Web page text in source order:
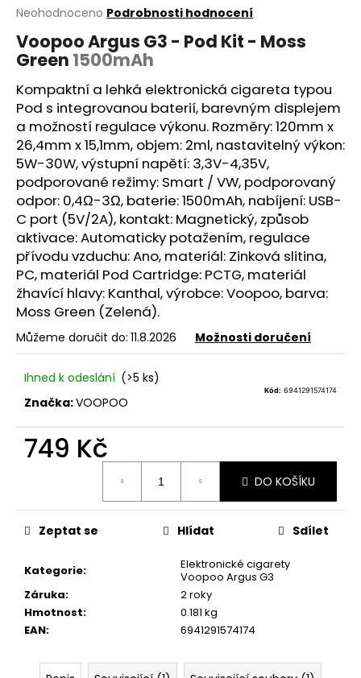
Průměrné
produktu
je
z
5
hvězdiček.
Neohodnoceno Podrobnosti hodnocení
Voopoo Argus G3 - Pod Kit - Moss
Green 1500mAh
Kompaktní a lehká elektronická cigareta typou
Pod s integrovanou baterií, barevným displejem
a možností regulace výkonu. Rozměry: 120mm x
26,4mm x 15,1mm, objem: 2ml, nastavitelný výkon:
5W-30W, výstupní napětí: 3,3V-4,35V,
podporované režimy: Smart / VW, podporovaný
odpor: 0,4Ω-3Ω, baterie: 1500mAh, nabíjení: USB-
C port (5V/2A), kontakt: Magnetický, způsob
aktivace: Automaticky potažením, regulace
přívodu vzduchu: Ano, materiál: Zinková slitina,
PC, materiál Pod Cartridge: PCTG, materiál
žhavící hlavy: Kanthal, výrobce: Voopoo, barva:
Moss Green (Zelená).
Můžeme doručit do: 11.8.2026 Možnosti doručení
Ihned k odeslání (>5 ks)
Kód: 6941291574174
Značka:VOOPOO
749 Kč
DO KOŠÍKU
Kategorie:
Elektronické cigarety
Voopoo Argus G3
Záruka:
2 roky
Hmotnost:
0.181 kg
EAN: 6941291574174
Zeptat se Hlídat Sdílet
a
j
í
t
?
HLEDAT
D
o
p
o
r
u
u
m
BAR
ELFLIQ
E-
STRAWBERRY
KIWI